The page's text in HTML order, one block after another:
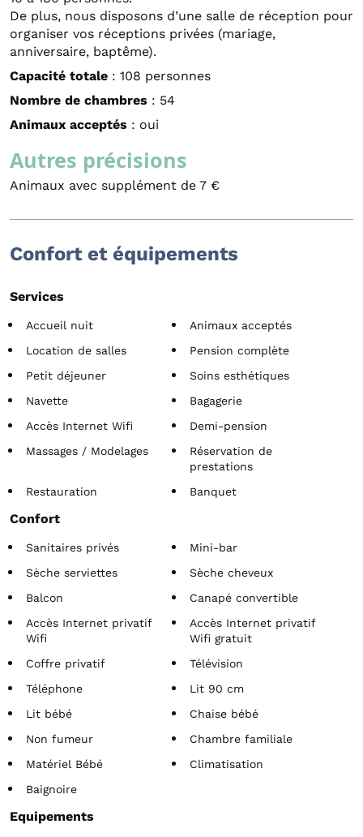
De plus, nous disposons d’une salle de réception pour
organiser vos réceptions privées (mariage,
anniversaire, baptême).
Capacité totale : 108 personnes
Nombre de chambres : 54
Animaux acceptés : oui
Autres précisions
Animaux avec supplément de 7 €
Confort et équipements
Services
Accueil nuit
Animaux acceptés
Location de salles
Pension complète
Petit déjeuner
Soins esthétiques
Navette
Bagagerie
Accès Internet Wifi
Demi-pension
Massages / Modelages
Réservation de
prestations
Restauration
Banquet
Confort
Sanitaires privés
Mini-bar
Sèche serviettes
Sèche cheveux
Balcon
Canapé convertible
Accès Internet privatif
Wifi
Accès Internet privatif
Wifi gratuit
Coffre privatif
Télévision
Téléphone
Lit 90 cm
Lit bébé
Chaise bébé
Non fumeur
Chambre familiale
Matériel Bébé
Climatisation
Baignoire
Equipements